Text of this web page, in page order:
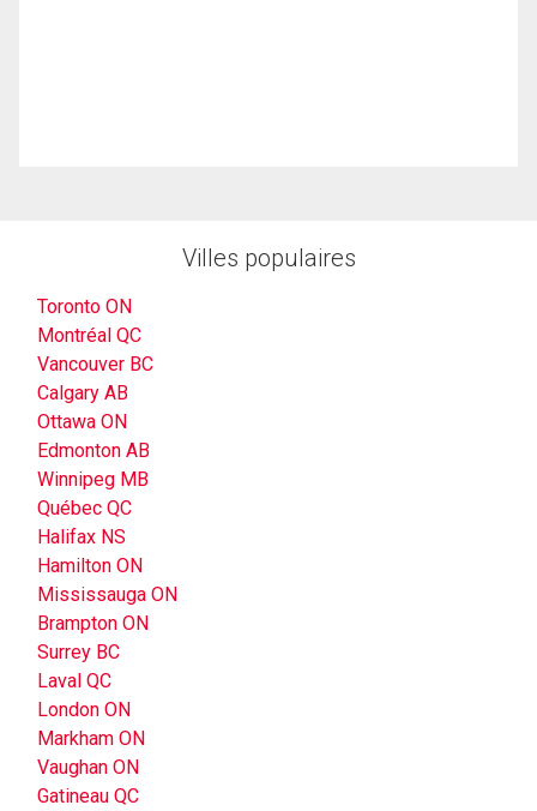
Villes populaires
Toronto ON
Montréal QC
Vancouver BC
Calgary AB
Ottawa ON
Edmonton AB
Winnipeg MB
Québec QC
Halifax NS
Hamilton ON
Mississauga ON
Brampton ON
Surrey BC
Laval QC
London ON
Markham ON
Vaughan ON
Gatineau QC